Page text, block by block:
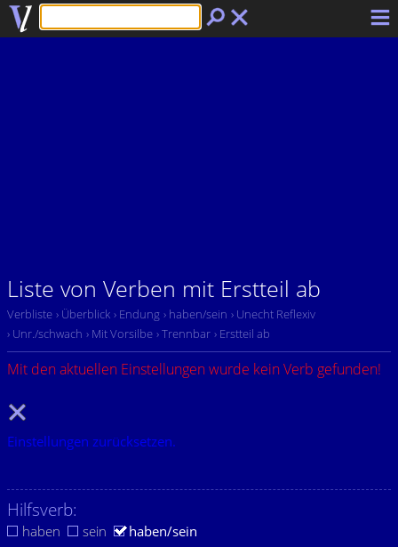
Liste von Verben mit Erstteil ab
Verbliste › Überblick › Endung › haben/sein › Unecht Reflexiv
› Unr./schwach › Mit Vorsilbe › Trennbar › Erstteil ab
Mit den aktuellen Einstellungen wurde kein Verb gefunden!
Einstellungen zurücksetzen.
Hilfsverb:
haben sein haben/sein